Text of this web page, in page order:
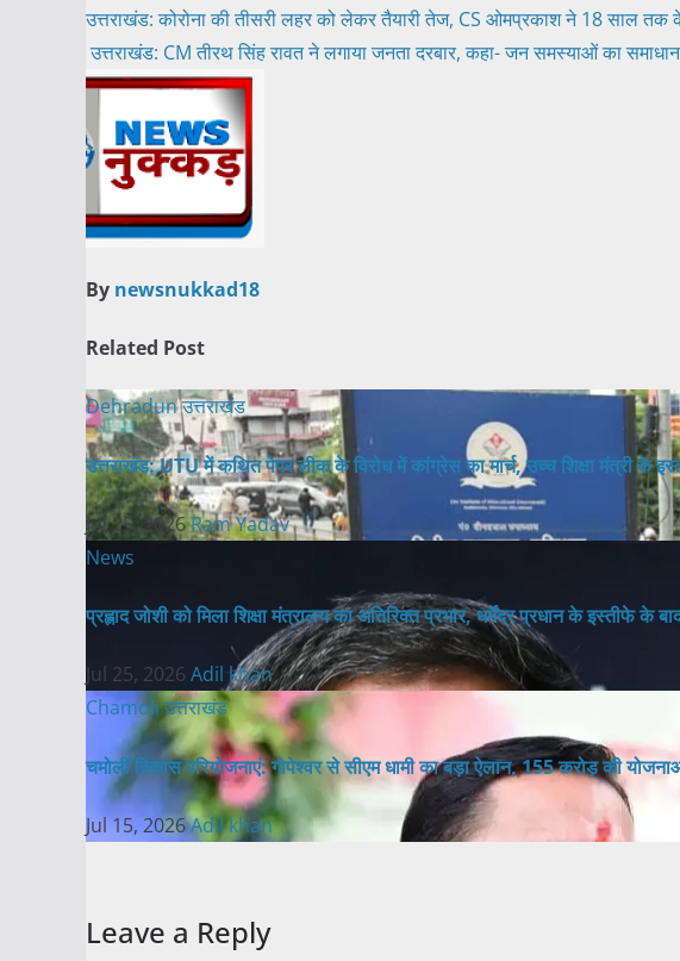
Post
navigation
उत्तराखंड: कोरोना की तीसरी लहर को लेकर तैयारी तेज, CS ओमप्रकाश ने 18 साल तक
उत्तराखंड: CM तीरथ सिंह रावत ने लगाया जनता दरबार, कहा- जन समस्याओं का
By newsnukkad18
Related Post
Dehradunउत्तराखंड
उत्तराखंड: UTU में कथित पेपर लीक के विरोध में कांग्रेस का मार्च, उच्च शिक्षा मंत्री के
Jul 25, 2026Ram Yadav
News
प्रह्लाद जोशी को मिला शिक्षा मंत्रालय का अतिरिक्त प्रभार, धर्मेंद्र प्रधान के इस्तीफे के
Jul 25, 2026 Adil khan
Chamoliउत्तराखंड
चमोली विकास परियोजनाएं: गोपेश्वर से सीएम धामी का बड़ा ऐलान, 155 करोड़ की
Jul 15, 2026Adil khan
Leave a Reply